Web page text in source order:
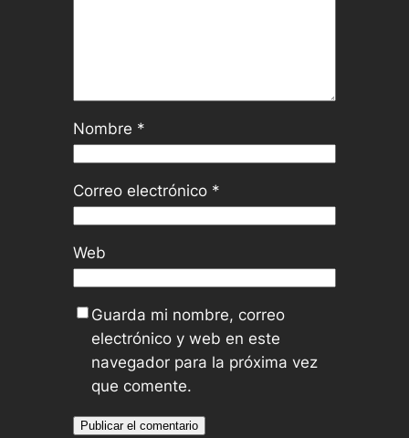
Nombre *
Correo electrónico *
Web
Guarda mi nombre, correo
electrónico y web en este
navegador para la próxima vez
que comente.